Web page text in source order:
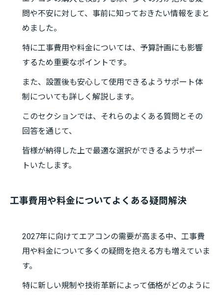
問や不安に対して、事前に知っておきたい情報をまと
めました。
特に工事費用や料金については、予算計画にも影響
するため重要なポイントです。
また、設置後も安心して使用できるようサポート体
制についても詳しく解説します。
このセクションでは、それらのよくある質問とその
回答を通じて、
皆様が納得した上で最適な選択ができるようサポー
トいたします。
工事費用や料金についてよくある疑問解決
2027年に向けてエアコンの需要が高まる中、工事費
用や料金について多くの疑問を抱える方も増えていま
す。
特に新しい規制や技術革新によって価格がどのように